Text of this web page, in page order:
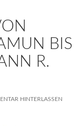
BIS
R.
HINTERLASSEN